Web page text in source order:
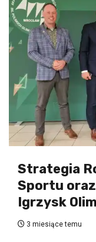
Strategia
Sportu
Igrzysk
3 miesiące temu